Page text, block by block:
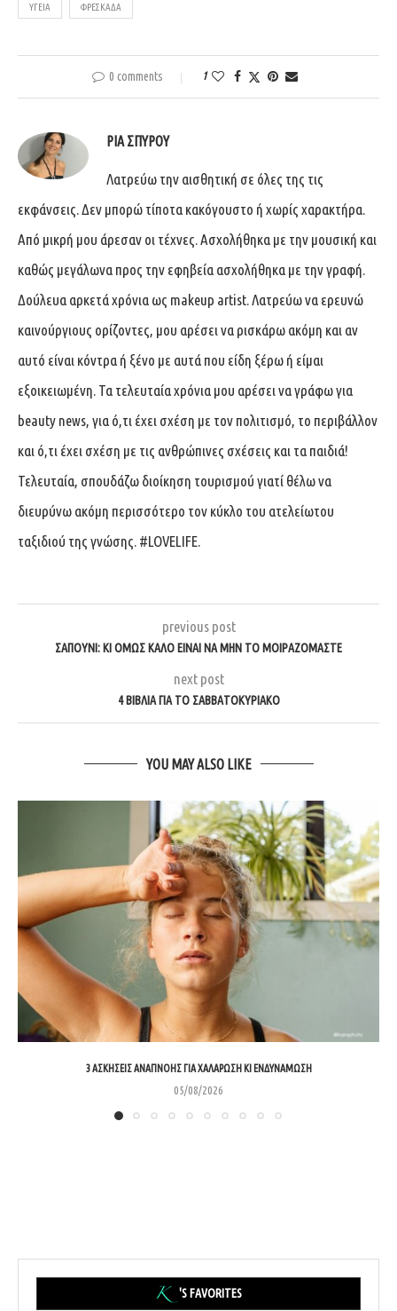
ΥΓΕΊΑ ΦΡΕΣΚΆΔΑ
0 comments 1
ΡΊΑ ΣΠΎΡΟΥ
Λατρεύω την αισθητική σε όλες της τις
εκφάνσεις. Δεν μπορώ τίποτα κακόγουστο ή χωρίς χαρακτήρα.
Από μικρή μου άρεσαν οι τέχνες. Ασχολήθηκα με την μουσική και
καθώς μεγάλωνα προς την εφηβεία ασχολήθηκα με την γραφή.
Δούλευα αρκετά χρόνια ως makeup artist. Λατρεύω να ερευνώ
καινούργιους ορίζοντες, μου αρέσει να ρισκάρω ακόμη και αν
αυτό είναι κόντρα ή ξένο με αυτά που είδη ξέρω ή είμαι
εξοικειωμένη. Τα τελευταία χρόνια μου αρέσει να γράφω για
beauty news, για ό,τι έχει σχέση με τον πολιτισμό, το περιβάλλον
και ό,τι έχει σχέση με τις ανθρώπινες σχέσεις και τα παιδιά!
Τελευταία, σπουδάζω διοίκηση τουρισμού γιατί θέλω να
διευρύνω ακόμη περισσότερο τον κύκλο του ατελείωτου
ταξιδιού της γνώσης. #LOVELIFE.
previous post
ΣΑΠΟΎΝΙ: ΚΙ ΌΜΩΣ ΚΑΛΌ ΕΊΝΑΙ ΝΑ ΜΗΝ ΤΟ ΜΟΙΡΑΖΌΜΑΣΤΕ
next post
4 ΒΙΒΛΊΑ ΓΙΑ ΤΟ ΣΑΒΒΑΤΟΚΎΡΙΑΚΟ
YOU MAY ALSO LIKE
3 ΑΣΚΉΣΕΙΣ ΑΝΑΠΝΟΉΣ ΓΙΑ ΧΑΛΆΡΩΣΗ ΚΙ ΕΝΔΥΝΆΜΩΣΗ
05/08/2026
'S FAVORITES